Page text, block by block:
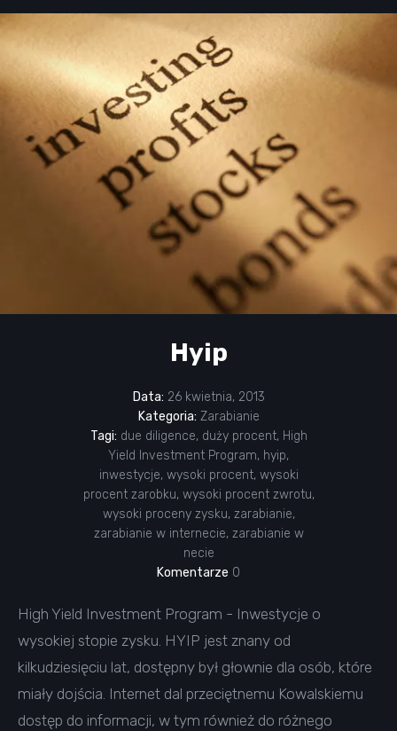
Hyip
Data: 26 kwietnia, 2013
Kategoria: Zarabianie
Tagi: due diligence, duży procent, High
Yield Investment Program, hyip,
inwestycje, wysoki procent, wysoki
procent zarobku, wysoki procent zwrotu,
wysoki proceny zysku, zarabianie,
zarabianie w internecie, zarabianie w
necie
Komentarze 0
High Yield Investment Program - Inwestycje o
wysokiej stopie zysku. HYIP jest znany od
kilkudziesięciu lat, dostępny był głownie dla osób, które
miały dojścia. Internet dal przeciętnemu Kowalskiemu
dostęp do informacji, w tym również do różnego